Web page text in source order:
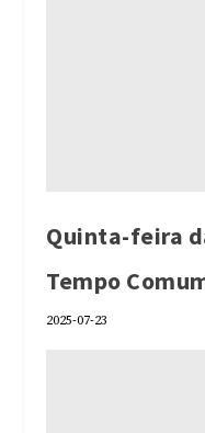
Quinta-feira
Tempo
2025-07-23